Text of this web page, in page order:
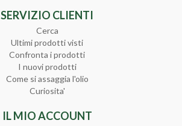
SERVIZIO CLIENTI
Cerca
Ultimi prodotti visti
Confronta i prodotti
I nuovi prodotti
Come si assaggia l'olio
Curiosita'
IL MIO ACCOUNT